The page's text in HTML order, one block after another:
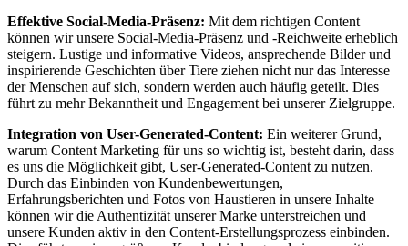
Effektive Social-Media-Präsenz: Mit dem richtigen Content
können wir unsere Social-Media-Präsenz und -Reichweite erheblich
steigern. Lustige und informative Videos, ansprechende Bilder und
inspirierende Geschichten über Tiere ziehen nicht nur das Interesse
der Menschen auf sich, sondern werden auch häufig geteilt. Dies
führt zu mehr Bekanntheit und Engagement bei unserer Zielgruppe.
Integration von User-Generated-Content: Ein weiterer Grund,
warum Content Marketing für uns so wichtig ist, besteht darin, dass
es uns die Möglichkeit gibt, User-Generated-Content zu nutzen.
Durch das Einbinden von Kundenbewertungen,
Erfahrungsberichten und Fotos von Haustieren in unsere Inhalte
können wir die Authentizität unserer Marke unterstreichen und
unsere Kunden aktiv in den Content-Erstellungsprozess einbinden.